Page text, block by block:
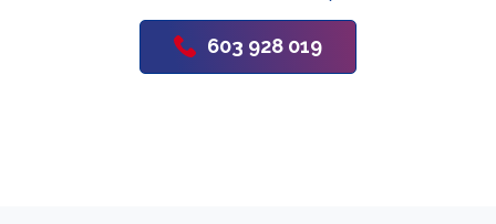
603 928 019